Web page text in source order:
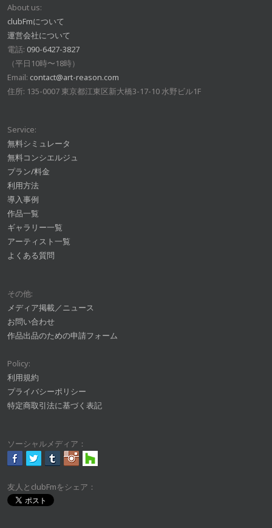
About us:
clubFmについて
運営会社について
電話: 090-6427-3827
（平日10時〜18時）
Email: contact@art-reason.com
住所: 135-0007 東京都江東区新大橋3-17-10 水野ビル1F
Service:
無料シミュレータ
無料コンシエルジュ
プラン/料金
利用方法
導入事例
作品一覧
ギャラリー一覧
アーティスト一覧
よくある質問
その他:
メディア掲載／ニュース
お問い合わせ
作品出品のための申請フォーム
Policy:
利用規約
プライバシーポリシー
特定商取引法に基づく表記
ソーシャルメディア：
友人とclubFmをシェア：